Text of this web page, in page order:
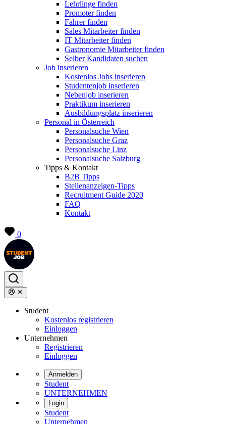
Lehrlinge finden
Promoter finden
Fahrer finden
Sales Mitarbeiter finden
IT Mitarbeiter finden
Gastronomie Mitarbeiter finden
Selber Kandidaten suchen
Job inserieren
Kostenlos Jobs inserieren
Studentenjob inserieren
Nebenjob inserieren
Praktikum inserieren
Ausbildungsplatz inserieren
Personal in Österreich
Personalsuche Wien
Personalsuche Graz
Personalsuche Linz
Personalsuche Salzburg
Tipps & Kontakt
B2B Tipps
Stellenanzeigen-Tipps
Recruitment Guide 2020
FAQ
Kontakt
0
Student
Kostenlos registrieren
Einloggen
Unternehmen
Registrieren
Einloggen
Anmelden
Student
UNTERNEHMEN
Login
Student
Unternehmen